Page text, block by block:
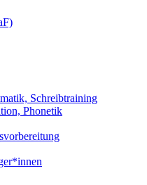
Schreibtraining
Phonetik